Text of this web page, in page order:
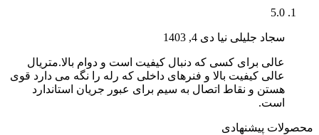
5.0
سجاد جلیلی نیا دی 4, 1403
عالی برای کسی که دنبال کیفیت است و دوام بالا.متریال
عالی کیفیت بالا و فنرهای داخلی که رله را نگه می‌ دارد قوی
هستن و نقاط اتصال به سیم برای عبور جریان استاندارد
است.
محصولات پیشنهادی